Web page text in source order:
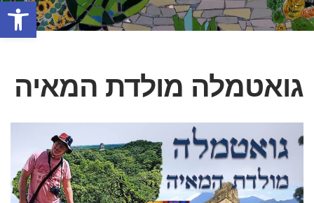
פתח
גואטמלה מולדת המאיה